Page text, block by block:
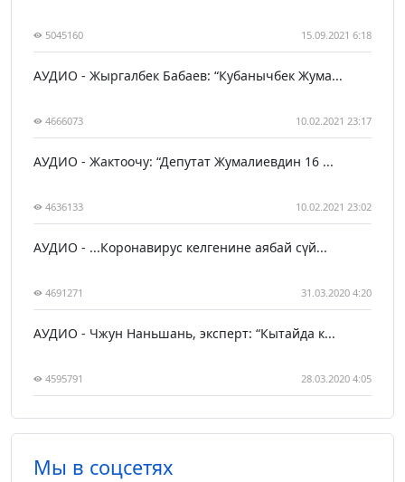
5045160 15.09.2021 6:18
АУДИО - Жыргалбек Бабаев: “Кубанычбек Жума...
4666073 10.02.2021 23:17
АУДИО - Жактоочу: “Депутат Жумалиевдин 16 ...
4636133 10.02.2021 23:02
АУДИО - ...Коронавирус келгенине аябай сүй...
4691271 31.03.2020 4:20
АУДИО - Чжун Наньшань, эксперт: “Кытайда к...
4595791 28.03.2020 4:05
Мы в соцсетях